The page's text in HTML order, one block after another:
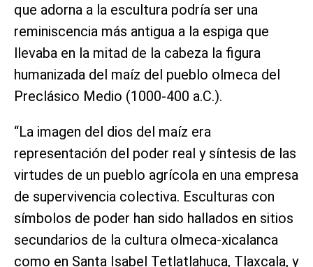
que adorna a la escultura podría ser una
reminiscencia más antigua a la espiga que
llevaba en la mitad de la cabeza la figura
humanizada del maíz del pueblo olmeca del
Preclásico Medio (1000-400 a.C.).
“La imagen del dios del maíz era
representación del poder real y síntesis de las
virtudes de un pueblo agrícola en una empresa
de supervivencia colectiva. Esculturas con
símbolos de poder han sido hallados en sitios
secundarios de la cultura olmeca-xicalanca
como en Santa Isabel Tetlatlahuca, Tlaxcala, y